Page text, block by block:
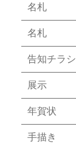
名札
名札
告知チラシ
展示
年賀状
手描き